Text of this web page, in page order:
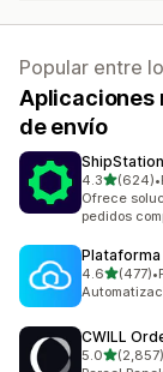
Popular entre
Aplicaciones
de envío
ShipStation
4.3de 5(624)
624 •
Ofrece
pedidos
Plataforma
4.6de 5(477)
477 •
CWILL
5.0de 5(2,857)
2857